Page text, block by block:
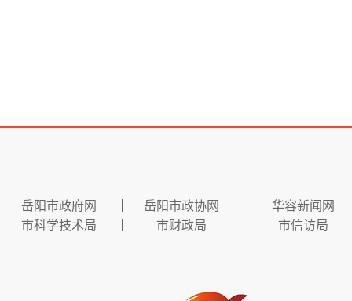
岳阳市政府网 岳阳市政协网
华容新闻网
市科学技术局
市财政局 市信访局